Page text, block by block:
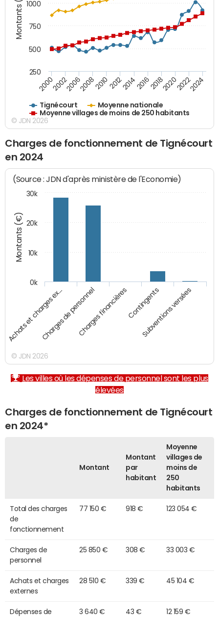
Montants (€)
Tignécourt
Moyenne nationale
Moyenne villages de moins de 250 habitants
200020022006200820102012201420162018202020222024
250
500
750
1000
© JDN 2026
Charges de fonctionnement de Tignécourt
en 2024
Montants (€)
(Source : JDN d'après ministère de l'Economie)
Achats et charges ex…Charges de personnelCharges financièresContingents
Subventions versées
0k
10k
20k
30k
© JDN 2026
Les villes où les dépenses de personnel sont les plus
élevées
Charges de fonctionnement de Tignécourt
en 2024*
Montant
Montant
par
habitant
Moyenne
villages de
moins de
250
habitants
Total des charges
de
fonctionnement
77 150 € 918 € 123 054 €
Charges de
personnel
25 850 € 308 € 33 003 €
Achats et charges
externes
28 510 € 339 € 45 104 €
Dépenses de 3 640 € 43 € 12 159 €